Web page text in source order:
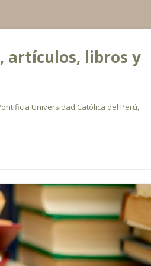
artículos, libros y
Universidad Católica del Perú,